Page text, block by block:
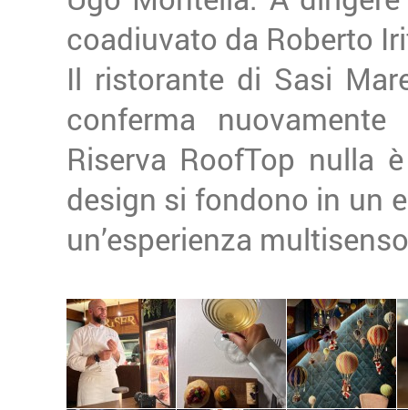
coadiuvato da Roberto
Il ristorante di Sasi
conferma
Riserva RoofTop nulla
design si fondono in un
un’esperienza